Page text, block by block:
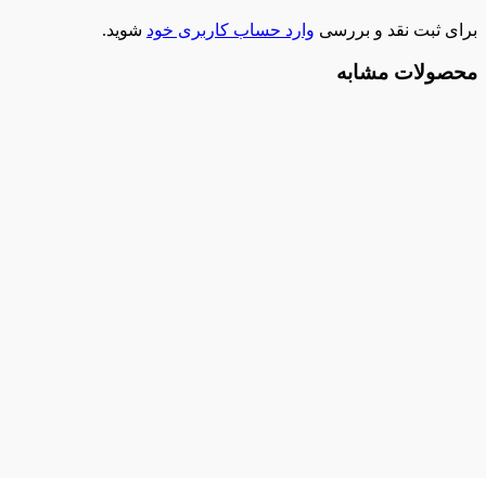
برای ثبت نقد و بررسی وارد حساب کاربری خود شوید.
محصولات مشابه